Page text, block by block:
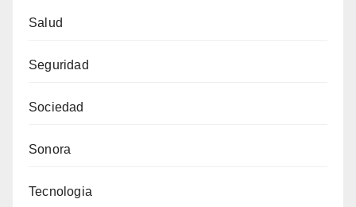
Salud
Seguridad
Sociedad
Sonora
Tecnologia